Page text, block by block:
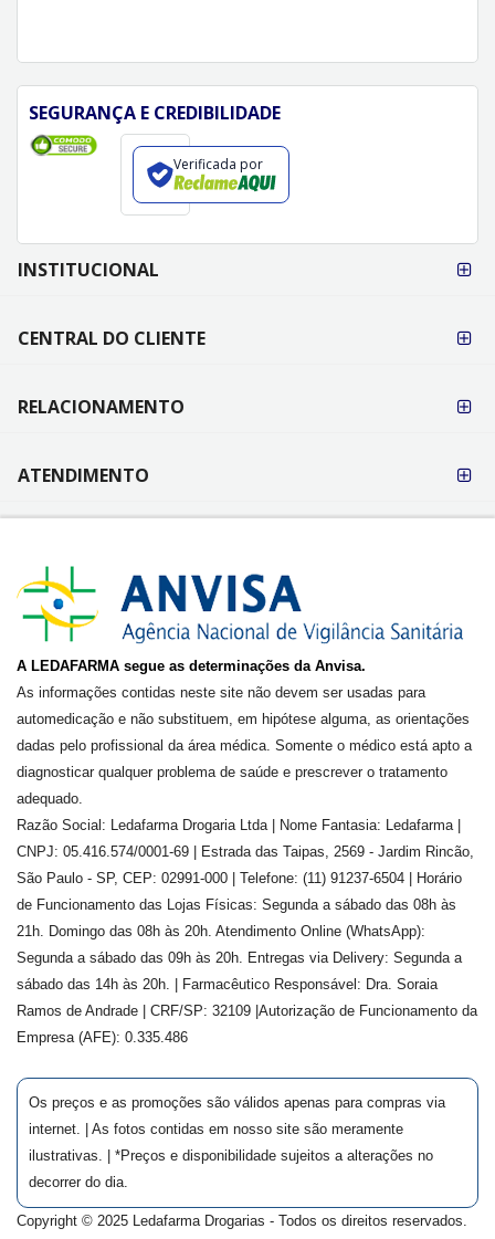
SEGURANÇA E CREDIBILIDADE
Verificada por
FORMAS DE
PAGAMENTO
INSTITUCIONAL
CENTRAL DO CLIENTE
RELACIONAMENTO
ATENDIMENTO
A LEDAFARMA segue as determinações da Anvisa.
As informações contidas neste site não devem ser usadas para
automedicação e não substituem, em hipótese alguma, as orientações
dadas pelo profissional da área médica. Somente o médico está apto a
diagnosticar qualquer problema de saúde e prescrever o tratamento
adequado.
Razão Social: Ledafarma Drogaria Ltda | Nome Fantasia: Ledafarma |
CNPJ: 05.416.574/0001-69 | Estrada das Taipas, 2569 - Jardim Rincão,
São Paulo - SP, CEP: 02991-000 | Telefone: (11) 91237-6504 | Horário
de Funcionamento das Lojas Físicas: Segunda a sábado das 08h às
21h. Domingo das 08h às 20h. Atendimento Online (WhatsApp):
Segunda a sábado das 09h às 20h. Entregas via Delivery: Segunda a
sábado das 14h às 20h. | Farmacêutico Responsável: Dra. Soraia
Ramos de Andrade
| CRF/SP: 32109 |Autorização de Funcionamento da
Empresa (AFE): 0.335.486
Os preços e as promoções são válidos apenas para compras via
internet. | As fotos contidas em nosso site são meramente
ilustrativas. | *Preços e disponibilidade sujeitos a alterações no
decorrer do dia.
Copyright © 2025 Ledafarma Drogarias - Todos os direitos reservados.